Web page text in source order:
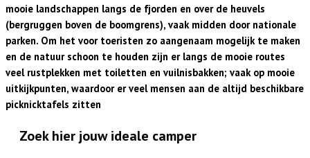
mooie landschappen langs de fjorden en over de heuvels
(bergruggen boven de boomgrens), vaak midden door nationale
parken. Om het voor toeristen zo aangenaam mogelijk te maken
en de natuur schoon te houden zijn er langs de mooie routes
veel rustplekken met toiletten en vuilnisbakken; vaak op mooie
uitkijkpunten, waardoor er veel mensen aan de altijd beschikbare
picknicktafels zitten
Zoek hier jouw ideale camper